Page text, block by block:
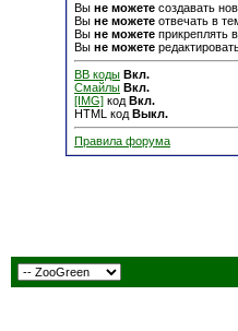
Вы не можете создавать
Вы не можете отвечать в
Вы не можете прикреплять
Вы не можете
BB коды Вкл.
Смайлы Вкл.
[IMG] код Вкл.
HTML код Выкл.
Правила форума